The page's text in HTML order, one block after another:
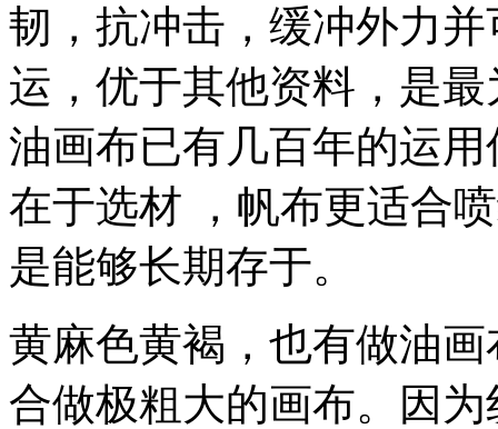
韧，抗冲击，缓冲外力
运，优于其他资料，是
油画布已有几百年的运
在于选材 ，帆布更适合
是能够长期存于。
黄麻色黄褐，也有做油
合做极粗大的画布。因